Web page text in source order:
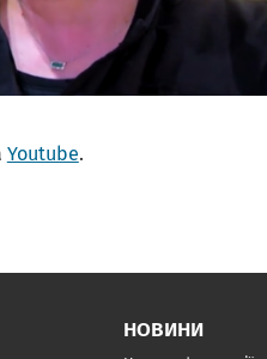
Youtube.
НОВИНИ